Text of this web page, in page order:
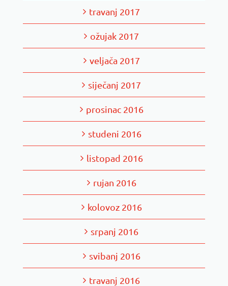
travanj 2017
ožujak 2017
veljača 2017
siječanj 2017
prosinac 2016
studeni 2016
listopad 2016
rujan 2016
kolovoz 2016
srpanj 2016
svibanj 2016
travanj 2016